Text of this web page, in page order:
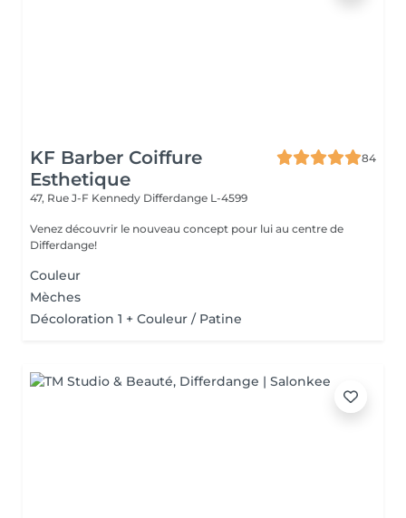
KF Barber Coiffure
Esthetique
84
47, Rue J-F Kennedy Differdange L-4599
Venez découvrir le nouveau concept pour lui au centre de
Differdange!
Couleur
Mèches
Décoloration 1 + Couleur / Patine